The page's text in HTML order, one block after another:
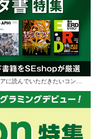
に読んでいただきたいコン…